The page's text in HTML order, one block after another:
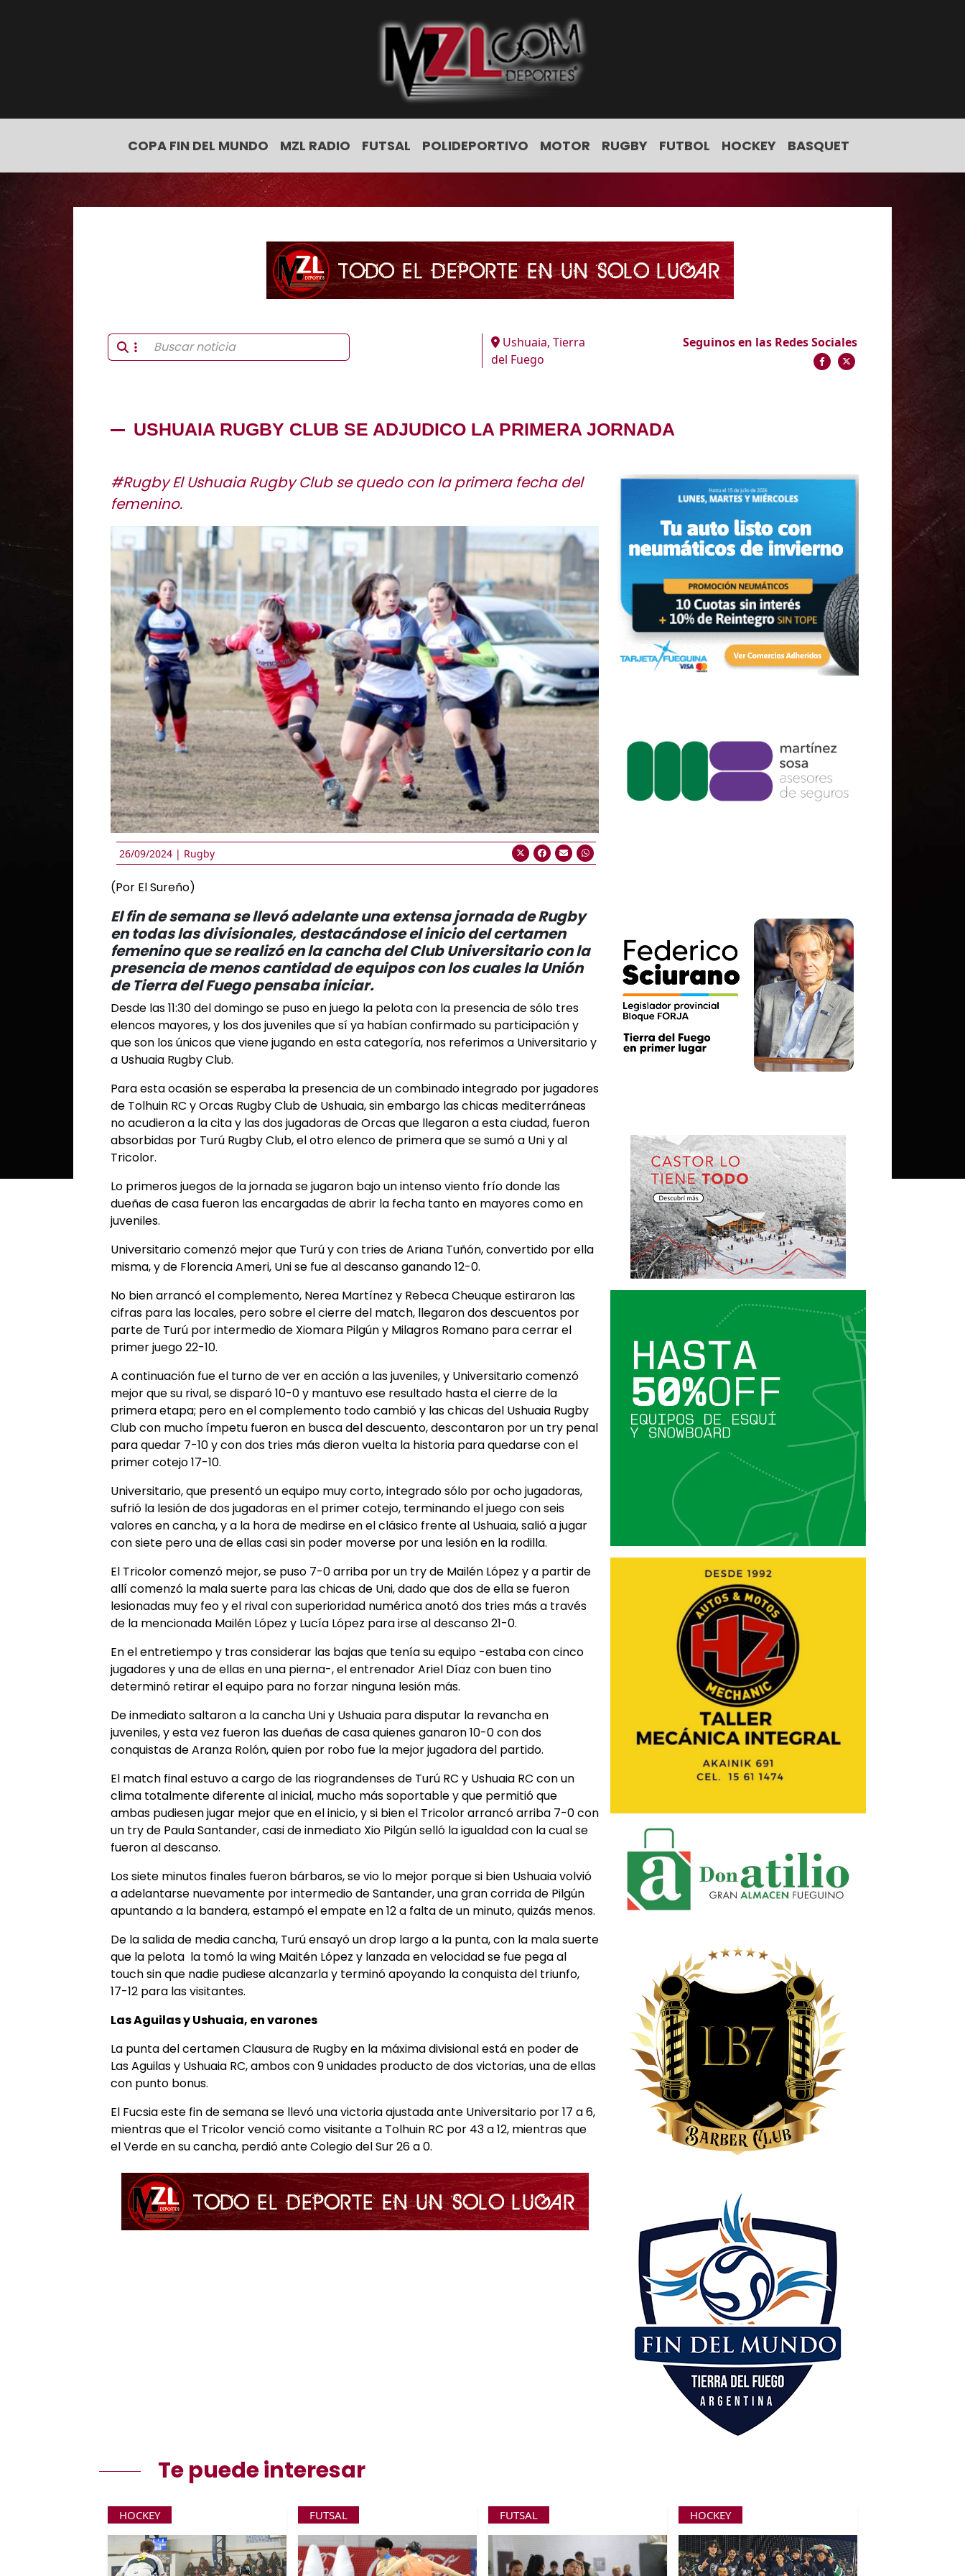
COPA FIN DEL MUNDO MZL RADIO FUTSAL POLIDEPORTIVO MOTOR RUGBY FUTBOL HOCKEY BASQUET
Ushuaia, Tierra
del Fuego
Seguinos en las Redes Sociales
USHUAIA RUGBY CLUB SE ADJUDICO LA PRIMERA JORNADA
#Rugby El Ushuaia Rugby Club se quedo con la primera fecha del
femenino.
26/09/2024 | Rugby
(Por El Sureño)
El fin de semana se llevó adelante una extensa jornada de Rugby
en todas las divisionales, destacándose el inicio del certamen
femenino que se realizó en la cancha del Club Universitario con la
presencia de menos cantidad de equipos con los cuales la Unión
de Tierra del Fuego pensaba iniciar.
Desde las 11:30 del domingo se puso en juego la pelota con la presencia de sólo tres
elencos mayores, y los dos juveniles que sí ya habían confirmado su participación y
que son los únicos que viene jugando en esta categoría, nos referimos a Universitario y
a Ushuaia Rugby Club.
Para esta ocasión se esperaba la presencia de un combinado integrado por jugadores
de Tolhuin RC y Orcas Rugby Club de Ushuaia, sin embargo las chicas mediterráneas
no acudieron a la cita y las dos jugadoras de Orcas que llegaron a esta ciudad, fueron
absorbidas por Turú Rugby Club, el otro elenco de primera que se sumó a Uni y al
Tricolor.
Lo primeros juegos de la jornada se jugaron bajo un intenso viento frío donde las
dueñas de casa fueron las encargadas de abrir la fecha tanto en mayores como en
juveniles.
Universitario comenzó mejor que Turú y con tries de Ariana Tuñón, convertido por ella
misma, y de Florencia Ameri, Uni se fue al descanso ganando 12-0.
No bien arrancó el complemento, Nerea Martínez y Rebeca Cheuque estiraron las
cifras para las locales, pero sobre el cierre del match, llegaron dos descuentos por
parte de Turú por intermedio de Xiomara Pilgún y Milagros Romano para cerrar el
primer juego 22-10.
A continuación fue el turno de ver en acción a las juveniles, y Universitario comenzó
mejor que su rival, se disparó 10-0 y mantuvo ese resultado hasta el cierre de la
primera etapa; pero en el complemento todo cambió y las chicas del Ushuaia Rugby
Club con mucho ímpetu fueron en busca del descuento, descontaron por un try penal
para quedar 7-10 y con dos tries más dieron vuelta la historia para quedarse con el
primer cotejo 17-10.
Universitario, que presentó un equipo muy corto, integrado sólo por ocho jugadoras,
sufrió la lesión de dos jugadoras en el primer cotejo, terminando el juego con seis
valores en cancha, y a la hora de medirse en el clásico frente al Ushuaia, salió a jugar
con siete pero una de ellas casi sin poder moverse por una lesión en la rodilla.
El Tricolor comenzó mejor, se puso 7-0 arriba por un try de Mailén López y a partir de
allí comenzó la mala suerte para las chicas de Uni, dado que dos de ella se fueron
lesionadas muy feo y el rival con superioridad numérica anotó dos tries más a través
de la mencionada Mailén López y Lucía López para irse al descanso 21-0.
En el entretiempo y tras considerar las bajas que tenía su equipo -estaba con cinco
jugadores y una de ellas en una pierna-, el entrenador Ariel Díaz con buen tino
determinó retirar el equipo para no forzar ninguna lesión más.
De inmediato saltaron a la cancha Uni y Ushuaia para disputar la revancha en
juveniles, y esta vez fueron las dueñas de casa quienes ganaron 10-0 con dos
conquistas de Aranza Rolón, quien por robo fue la mejor jugadora del partido.
El match final estuvo a cargo de las riograndenses de Turú RC y Ushuaia RC con un
clima totalmente diferente al inicial, mucho más soportable y que permitió que
ambas pudiesen jugar mejor que en el inicio, y si bien el Tricolor arrancó arriba 7-0 con
un try de Paula Santander, casi de inmediato Xio Pilgún selló la igualdad con la cual se
fueron al descanso.
Los siete minutos finales fueron bárbaros, se vio lo mejor porque si bien Ushuaia volvió
a adelantarse nuevamente por intermedio de Santander, una gran corrida de Pilgún
apuntando a la bandera, estampó el empate en 12 a falta de un minuto, quizás menos.
De la salida de media cancha, Turú ensayó un drop largo a la punta, con la mala suerte
que la pelota la tomó la wing Maitén López y lanzada en velocidad se fue pega al
touch sin que nadie pudiese alcanzarla y terminó apoyando la conquista del triunfo,
17-12 para las visitantes.
Las Aguilas y Ushuaia, en varones
La punta del certamen Clausura de Rugby en la máxima divisional está en poder de
Las Aguilas y Ushuaia RC, ambos con 9 unidades producto de dos victorias, una de ellas
con punto bonus.
El Fucsia este fin de semana se llevó una victoria ajustada ante Universitario por 17 a 6,
mientras que el Tricolor venció como visitante a Tolhuin RC por 43 a 12, mientras que
el Verde en su cancha, perdió ante Colegio del Sur 26 a 0.
Te puede interesar
HOCKEY FUTSAL FUTSAL HOCKEY